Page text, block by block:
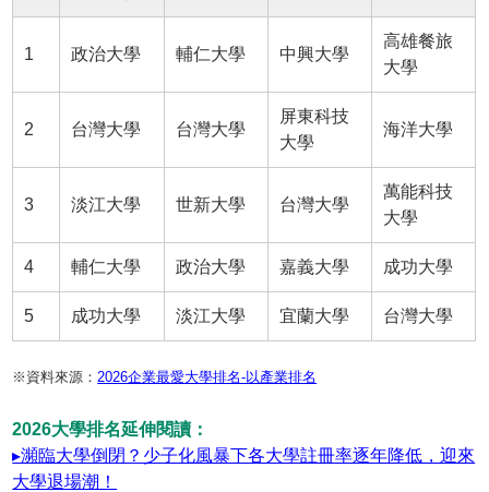
1 政治大學 輔仁大學 中興大學
高雄餐旅
大學
2 台灣大學 台灣大學
屏東科技
大學
海洋大學
3 淡江大學 世新大學 台灣大學
萬能科技
大學
4 輔仁大學 政治大學 嘉義大學 成功大學
5 成功大學 淡江大學 宜蘭大學 台灣大學
※資料來源： 2026企業最愛大學排名-以產業排名
2026大學排名延伸閱讀：
▸瀕臨大學倒閉？少子化風暴下各大學註冊率逐年降低，迎來
大學退場潮！